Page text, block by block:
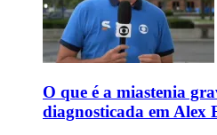
O que é a miastenia
diagnosticada em Alex